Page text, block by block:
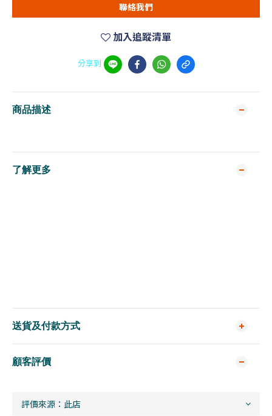
聯絡我們
加入追蹤清單
分享到
商品描述
了解更多
送貨及付款方式
顧客評價